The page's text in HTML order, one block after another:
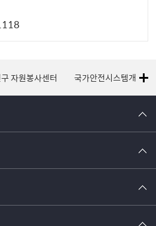
자원봉사센터 국가안전시스템개편